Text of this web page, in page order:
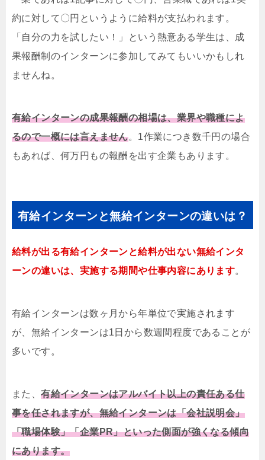
約に対して〇円というように給料が支払われます。
「自分の力を試したい！」という熱意ある学生は、成
果報酬制のインターンに参加してみてもいいかもしれ
ませんね。
有給インターンの成果報酬の相場は、業界や職種によ
るので一概には言えません。1作業につき数千円の場合
もあれば、何万円もの報酬を出す企業もあります。
有給インターンと無給インターンの違いは？
給料が出る有給インターンと給料が出ない無給インタ
ーンの違いは、 実施する期間や仕事内容にあります。
有給インターンは数ヶ月から年単位で実施されます
が、無給インターンは1日から数週間程度であることが
多いです。
また、有給インターンはアルバイト以上の責任ある仕
事を任されますが、無給インターンは「会社説明会」
「職場体験」「企業PR」といった側面が強くなる傾向
にあります。